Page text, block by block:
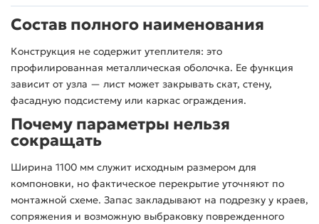
Состав полного наименования
Конструкция не содержит утеплителя: это
профилированная металлическая оболочка. Ее функция
зависит от узла — лист может закрывать скат, стену,
фасадную подсистему или каркас ограждения.
Почему параметры нельзя
сокращать
Ширина 1100 мм служит исходным размером для
компоновки, но фактическое перекрытие уточняют по
монтажной схеме. Запас закладывают на подрезку у краев,
сопряжения и возможную выбраковку поврежденного